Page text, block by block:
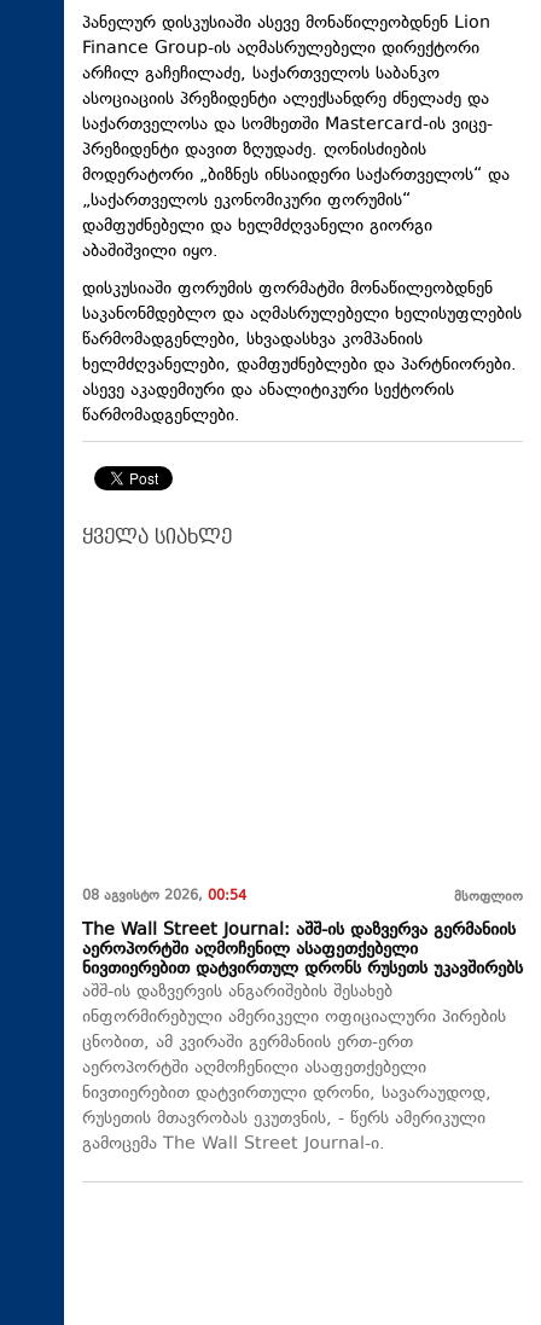
პანელურ დისკუსიაში ასევე მონაწილეობდნენ Lion
Finance Group-ის აღმასრულებელი დირექტორი
არჩილ გაჩეჩილაძე, საქართველოს საბანკო
ასოციაციის პრეზიდენტი ალექსანდრე ძნელაძე და
საქართველოსა და სომხეთში Mastercard-ის ვიცე-
პრეზიდენტი დავით ზღუდაძე. ღონისძიების
მოდერატორი „ბიზნეს ინსაიდერი საქართველოს“ და
„საქართველოს ეკონომიკური ფორუმის“
დამფუძნებელი და ხელმძღვანელი გიორგი
აბაშიშვილი იყო.
დისკუსიაში ფორუმის ფორმატში მონაწილეობდნენ
საკანონმდებლო და აღმასრულებელი ხელისუფლების
წარმომადგენლები, სხვადასხვა კომპანიის
ხელმძღვანელები, დამფუძნებლები და პარტნიორები.
ასევე აკადემიური და ანალიტიკური სექტორის
წარმომადგენლები.
ყველა სიახლე
08 აგვისტო 2026, 00:54 მსოფლიო
The Wall Street Journal: აშშ-ის დაზვერვა გერმანიის
აეროპორტში აღმოჩენილ ასაფეთქებელი
ნივთიერებით დატვირთულ დრონს რუსეთს უკავშირებს
აშშ-ის დაზვერვის ანგარიშების შესახებ
ინფორმირებული ამერიკელი ოფიციალური პირების
ცნობით, ამ კვირაში გერმანიის ერთ-ერთ
აეროპორტში აღმოჩენილი ასაფეთქებელი
ნივთიერებით დატვირთული დრონი, სავარაუდოდ,
რუსეთის მთავრობას ეკუთვნის, - წერს ამერიკული
გამოცემა The Wall Street Journal-ი.